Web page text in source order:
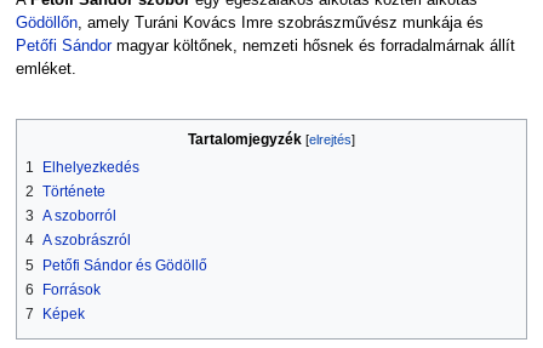
Gödöllőn, amely Turáni Kovács Imre szobrászművész munkája és
Petőfi Sándormagyar költőnek, nemzeti hősnek és forradalmárnak állít
emléket.
Tartalomjegyzék
1
Elhelyezkedés
2 Története
3 A szoborról
4 A szobrászról
5 Petőfi Sándor és Gödöllő
6
Források
7
Képek